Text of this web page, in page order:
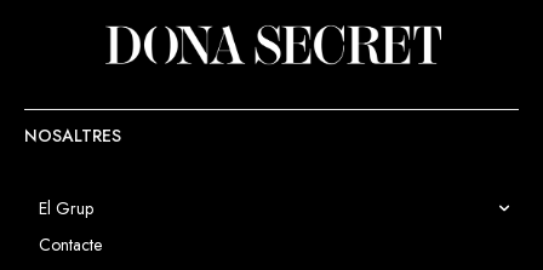
NOSALTRES
El Grup
Contacte